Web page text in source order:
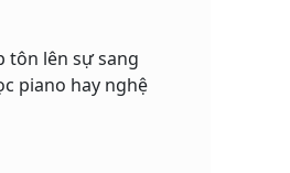
tôn lên sự sang
piano hay nghệ